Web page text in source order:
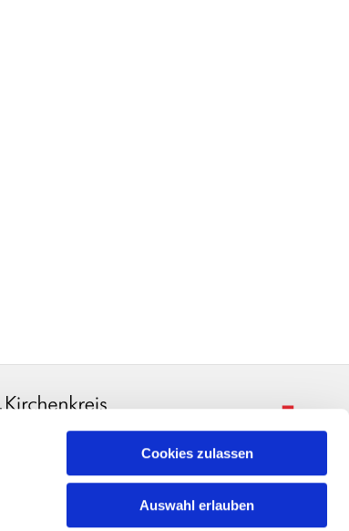
Cookies zulassen
Auswahl erlauben